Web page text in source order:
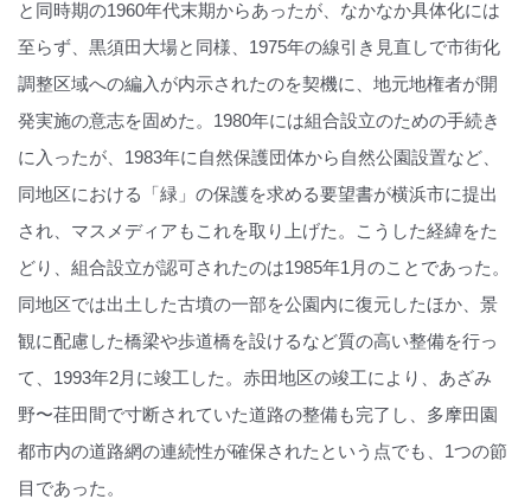
と同時期の1960年代末期からあったが、なかなか具体化には
至らず、黒須田大場と同様、1975年の線引き見直しで市街化
調整区域への編入が内示されたのを契機に、地元地権者が開
発実施の意志を固めた。1980年には組合設立のための手続き
に入ったが、1983年に自然保護団体から自然公園設置など、
同地区における「緑」の保護を求める要望書が横浜市に提出
され、マスメディアもこれを取り上げた。こうした経緯をた
どり、組合設立が認可されたのは1985年1月のことであった。
同地区では出土した古墳の一部を公園内に復元したほか、景
観に配慮した橋梁や歩道橋を設けるなど質の高い整備を行っ
て、1993年2月に竣工した。赤田地区の竣工により、あざみ
野〜荏田間で寸断されていた道路の整備も完了し、多摩田園
都市内の道路網の連続性が確保されたという点でも、1つの節
目であった。